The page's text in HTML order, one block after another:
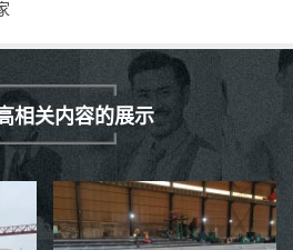
相关内容的展示